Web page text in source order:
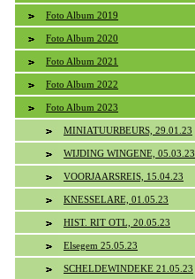
Foto Album 2019
Foto Album 2020
Foto Album 2021
Foto Album 2022
Foto Album 2023
MINIATUURBEURS, 29.01.23
WIJDING WINGENE, 05.03.23
VOORJAARSREIS, 15.04.23
KNESSELARE, 01.05.23
HIST. RIT OTL, 20.05.23
Elsegem 25.05.23
SCHELDEWINDEKE 21.05.23